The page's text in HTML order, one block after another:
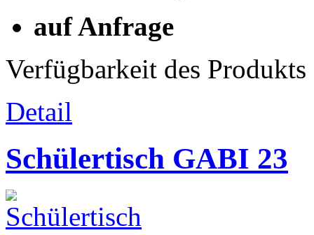
auf Anfrage
Verfügbarkeit des Produkts
Detail
Schülertisch GABI 23